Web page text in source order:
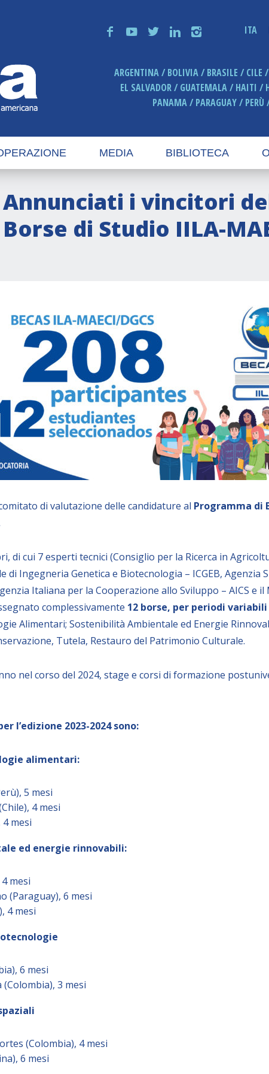
f y t n i ITA
ARGENTINA BOLIVIA BRASILE CILE
EL SALVADOR
GUATEMALA HAITI
PANAMA
PARAGUAY PERÙ
MEDIA BIBLIOTECA
Annunciati i vincitori
Borse di Studio IILA-
di valutazione delle candidature al Programma di
di cui 7 esperti tecnici (Consiglio per la Ricerca in
di Ingegneria Genetica e Biotecnologia – ICGEB, Agenzia
Italiana per la Cooperazione allo Sviluppo – AICS e
complessivamente 12 borse, per periodi
Alimentari; Sostenibilità Ambientale ed Energie
Tutela, Restauro del Patrimonio Culturale.
nel corso del 2024, stage e corsi di formazione
l’edizione 2023-2024 sono:
alimentari:
5 mesi
4 mesi
mesi
ed energie rinnovabili:
mesi
(Paraguay), 6 mesi
4 mesi
6 mesi
(Colombia), 3 mesi
(Colombia), 4 mesi
6 mesi